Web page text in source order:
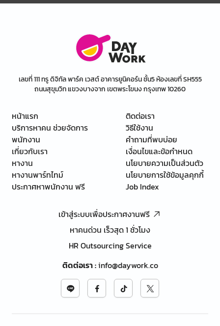
เลขที่ 111 ทรู ดิจิทัล พาร์ค เวสต์ อาคารยูนิคอร์น ชั้น5 ห้องเลขที่ SH555
ถนนสุขุมวิท แขวงบางจาก เขตพระโขนง กรุงเทพ 10260
หน้าแรก
บริการหาคน ช่วยจัดการ
พนักงาน
เกี่ยวกับเรา
หางาน
หางานพาร์ทไทม์
ประกาศหาพนักงาน ฟรี
ติดต่อเรา
วิธีใช้งาน
คำถามที่พบบ่อย
เงื่อนไขและข้อกำหนด
นโยบายความเป็นส่วนตัว
นโยบายการใช้ข้อมูลคุกกี้
Job Index
เข้าสู่ระบบเพื่อประกาศงานฟรี
หาคนด่วน เร็วสุด 1 ชั่วโมง
HR Outsourcing Service
ติดต่อเรา:info@daywork.co